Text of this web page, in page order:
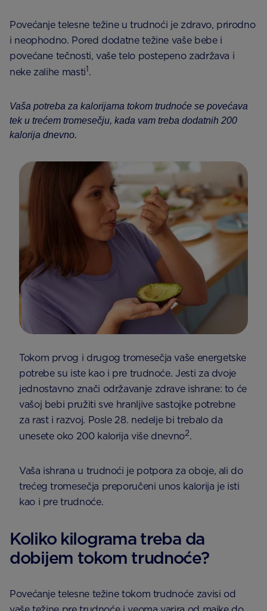
Povećanje telesne težine u trudnoći je zdravo, prirodno
i neophodno. Pored dodatne težine vaše bebe i
povećane tečnosti, vaše telo postepeno zadržava i
neke zalihe masti1.
Vaša potreba za kalorijama tokom trudnoće se povećava
tek u trećem tromesečju, kada vam treba dodatnih 200
kalorija dnevno.
Tokom prvog i drugog tromesečja vaše energetske
potrebe su iste kao i pre trudnoće. Jesti za dvoje
jednostavno znači održavanje zdrave ishrane: to će
vašoj bebi pružiti sve hranljive sastojke potrebne
za rast i razvoj. Posle 28. nedelje bi trebalo da
unesete oko 200 kalorija više dnevno2.
Vaša ishrana u trudnoći je potpora za oboje, ali do
trećeg tromesečja preporučeni unos kalorija je isti
kao i pre trudnoće.
Koliko kilograma treba da
dobijem tokom trudnoće?
Povećanje telesne težine tokom trudnoće zavisi od